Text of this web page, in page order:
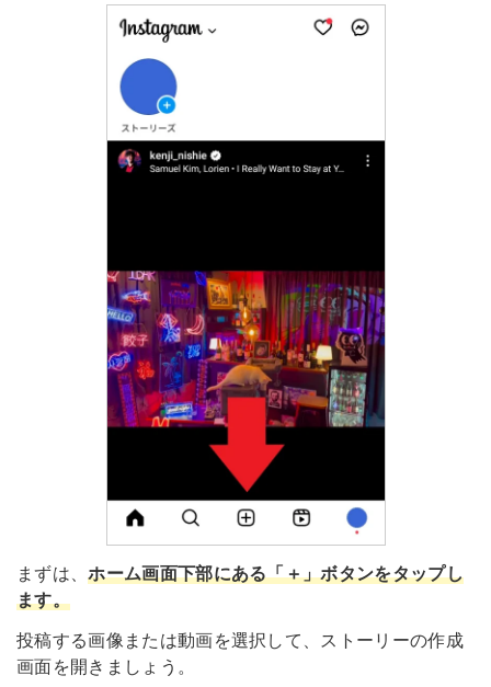
まずは、ホーム画面下部にある「＋」ボタンをタップし
ます。
投稿する画像または動画を選択して、ストーリーの作成
画面を開きましょう。